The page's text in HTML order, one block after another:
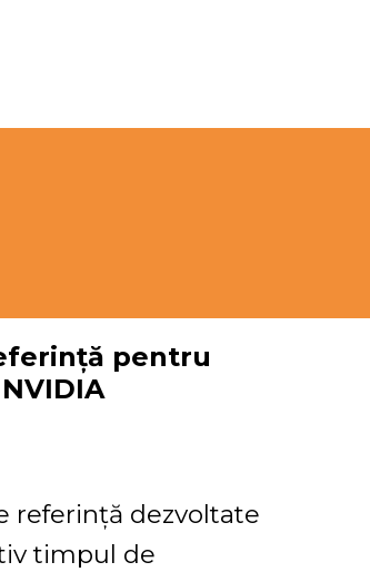
pentru
referință dezvoltate
timpul de